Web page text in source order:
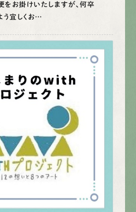
をお掛けいたしますが、何卒
う宜しくお…